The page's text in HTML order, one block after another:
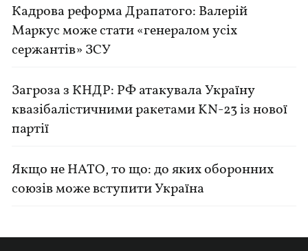
Кадрова реформа Драпатого: Валерій
Маркус може стати «генералом усіх
сержантів» ЗСУ
Загроза з КНДР: РФ атакувала Україну
квазібалістичними ракетами KN-23 із нової
партії
Якщо не НАТО, то що: до яких оборонних
союзів може вступити Україна